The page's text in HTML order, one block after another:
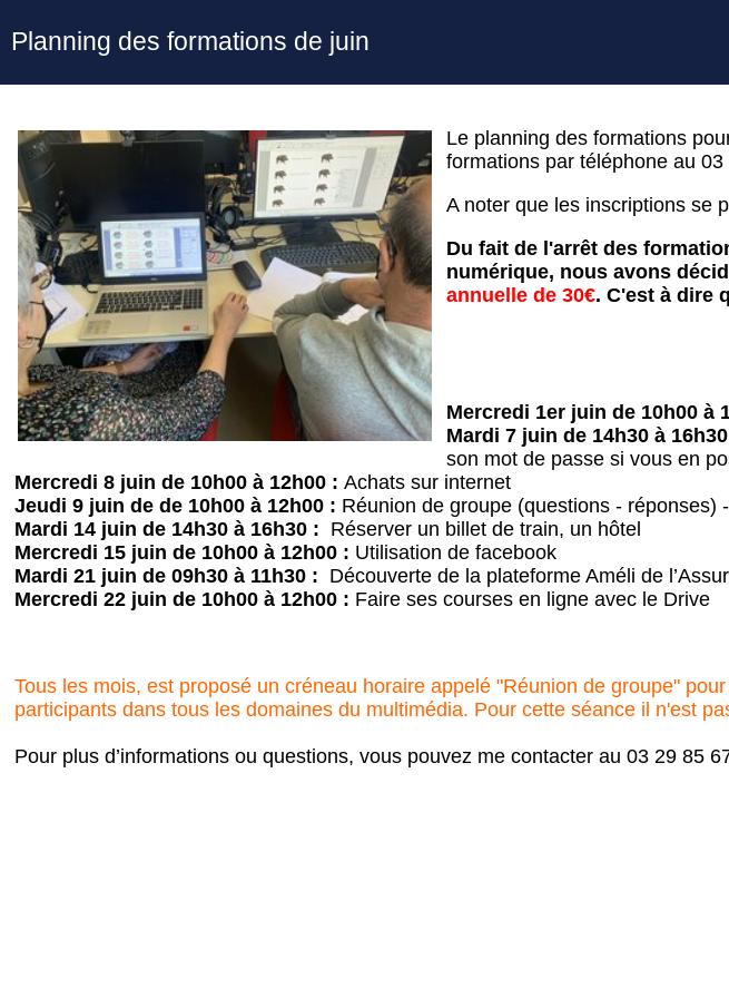
Planning des formations de juin
Le planning des formations
formations par téléphone au
A noter que les inscriptions se
Du fait de l'arrêt des
numérique, nous avons
annuelle de 30€. C'est à dire
Mercredi 1er juin de 10h00 à
Mardi 7 juin de 14h30 à
son mot de passe si vous en
Mercredi 8 juin de 10h00 à 12h00 : Achats sur internet
Jeudi 9 juin de de 10h00 à 12h00 : Réunion de groupe (questions - réponses)
Mardi 14 juin de 14h30 à 16h30 : Réserver un billet de train, un hôtel
Mercredi 15 juin de 10h00 à 12h00 : Utilisation de facebook
Mardi 21 juin de 09h30 à 11h30 : Découverte de la plateforme Améli de
Mercredi 22 juin de 10h00 à 12h00 : Faire ses courses en ligne avec le Drive
Tous les mois, est proposé un créneau horaire appelé "Réunion de groupe"
participants dans tous les domaines du multimédia. Pour cette séance il n'est
Pour plus d’informations ou questions, vous pouvez me contacter au 03 29 85